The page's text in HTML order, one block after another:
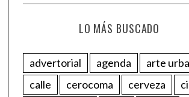
LO MÁS BUSCADO
advertorial agenda
arte
calle
cerocoma cerveza